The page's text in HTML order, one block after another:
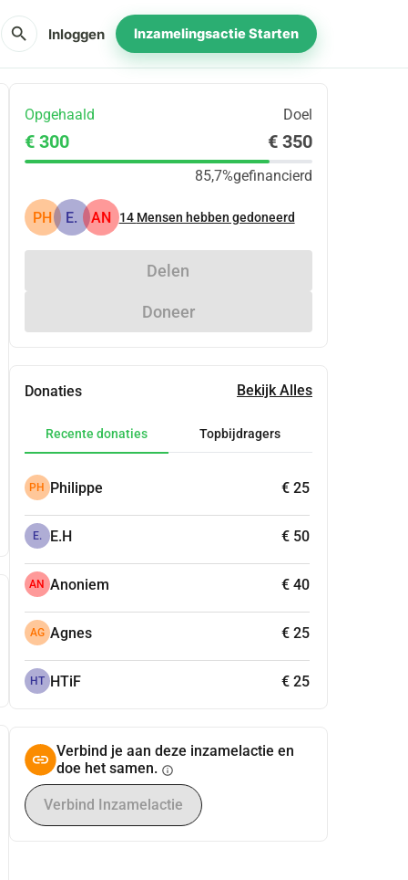
search Inloggen Inzamelingsactie Starten
Opgehaald Doel
€ 300 € 350
85,7%gefinancierd
PH E. AN 14 Mensen hebben gedoneerd
Delen
Doneer
Donaties Bekijk Alles
Recente donaties Topbijdragers
PH Philippe € 25
E. E.H € 50
AN Anoniem € 40
AG Agnes € 25
HT HTiF € 25
Verbind je aan deze inzamelactie en
doe het samen. info
Verbind Inzamelactie